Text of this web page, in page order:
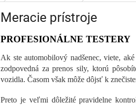
Meracie prístroje
PROFESIONÁLNE TESTERY
Ak ste automobilový nadšenec, viete,
zodpovedná za prenos sily, ktorú
vozidla. Časom však môže dôjsť k
Preto je veľmi dôležité pravidelne